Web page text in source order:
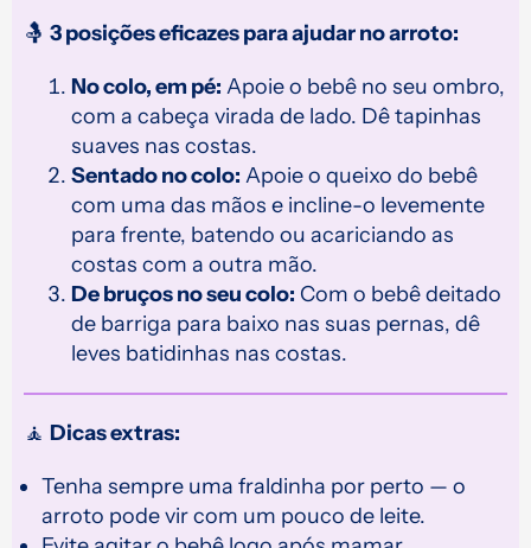
🤱 3 posições eficazes para ajudar no arroto:
No colo, em pé: Apoie o bebê no seu ombro,
com a cabeça virada de lado. Dê tapinhas
suaves nas costas.
Sentado no colo: Apoie o queixo do bebê
com uma das mãos e incline-o levemente
para frente, batendo ou acariciando as
costas com a outra mão.
De bruços no seu colo: Com o bebê deitado
de barriga para baixo nas suas pernas, dê
leves batidinhas nas costas.
🧘 Dicas extras:
Tenha sempre uma fraldinha por perto — o
arroto pode vir com um pouco de leite.